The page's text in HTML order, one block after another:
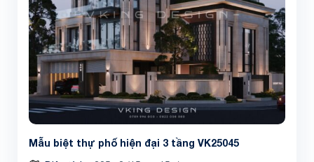
Mẫu biệt thự phố hiện đại 3 tầng VK25045